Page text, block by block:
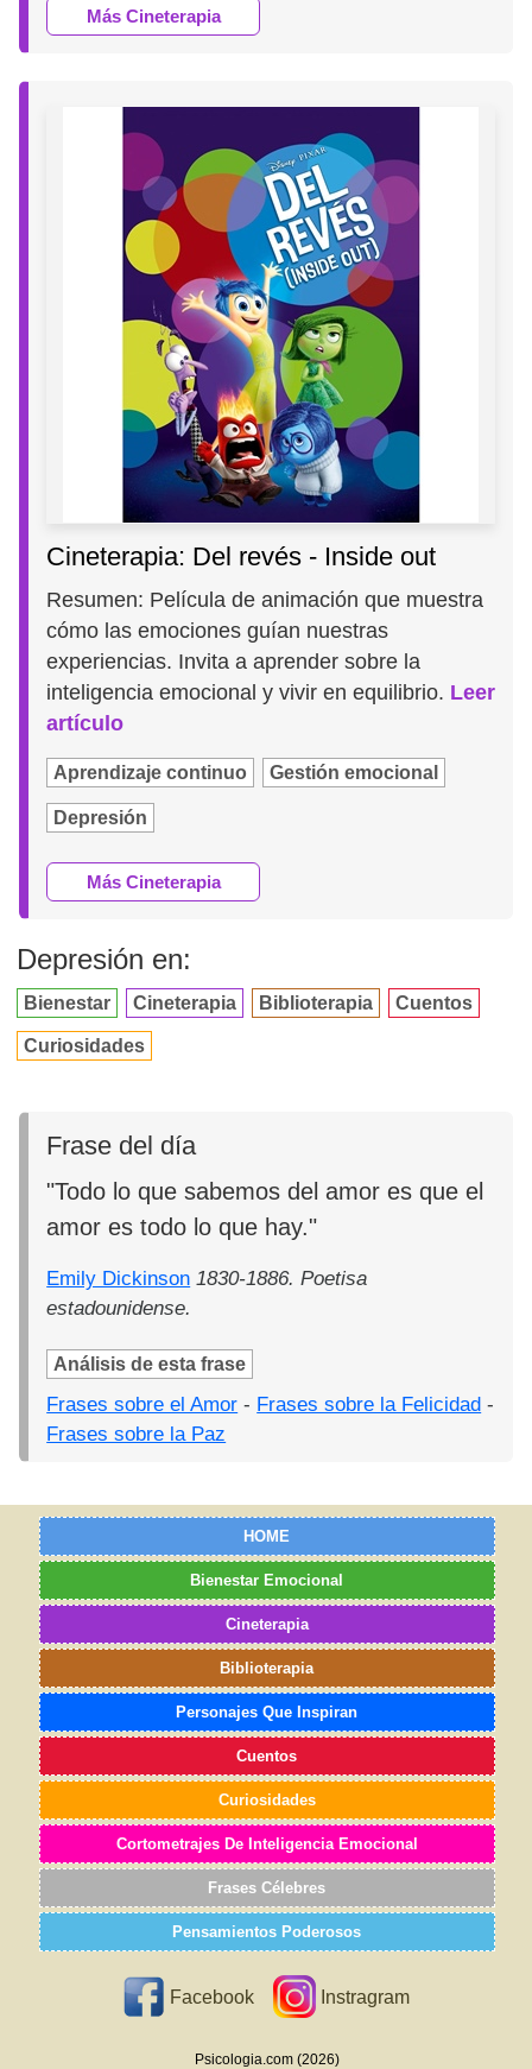
Más Cineterapia
Cineterapia: Del revés - Inside out
Resumen: Película de animación que muestra
cómo las emociones guían nuestras
experiencias. Invita a aprender sobre la
inteligencia emocional y vivir en equilibrio. Leer
artículo
Aprendizaje continuo Gestión emocional
Depresión
Más Cineterapia
Depresión en:
Bienestar Cineterapia Biblioterapia Cuentos
Curiosidades
Frase del día
"Todo lo que sabemos del amor es que el
amor es todo lo que hay."
Emily Dickinson 1830-1886. Poetisa
estadounidense.
Análisis de esta frase
Frases sobre el Amor - Frases sobre la Felicidad -
Frases sobre la Paz
HOME
Bienestar Emocional
Cineterapia
Biblioterapia
Personajes Que Inspiran
Cuentos
Curiosidades
Cortometrajes De Inteligencia Emocional
Frases Célebres
Pensamientos Poderosos
Facebook Instragram
Psicologia.com (2026)